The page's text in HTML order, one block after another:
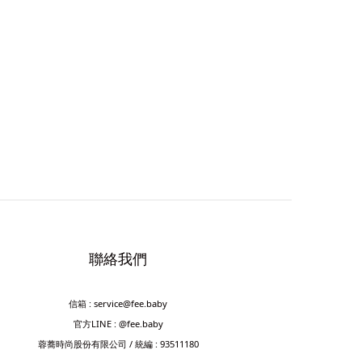
聯絡我們
信箱 : service@fee.baby
官方LINE : @fee.baby
蓉蕎時尚股份有限公司 / 統編 : 93511180